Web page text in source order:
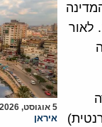
לאור
5 אוגוסט, 2026
איראן